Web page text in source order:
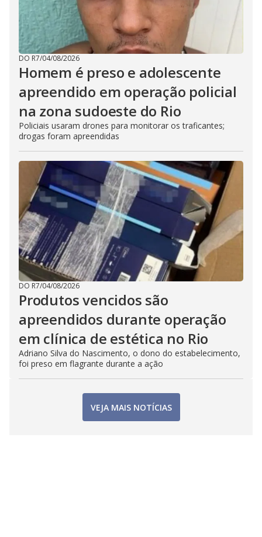
DO R7/04/08/2026
Homem é preso e adolescente
apreendido em operação policial
na zona sudoeste do Rio
Policiais usaram drones para monitorar os traficantes;
drogas foram apreendidas
DO R7/04/08/2026
Produtos vencidos são
apreendidos durante operação
em clínica de estética no Rio
Adriano Silva do Nascimento, o dono do estabelecimento,
foi preso em flagrante durante a ação
VEJA MAIS NOTÍCIAS